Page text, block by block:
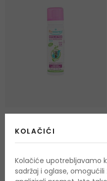
Repellent Spray
Proizvod protiv uši
Na zalihi
14,50 €
KOLAČIĆI
Kolačiće upotrebljavamo
sadržaj i oglase,